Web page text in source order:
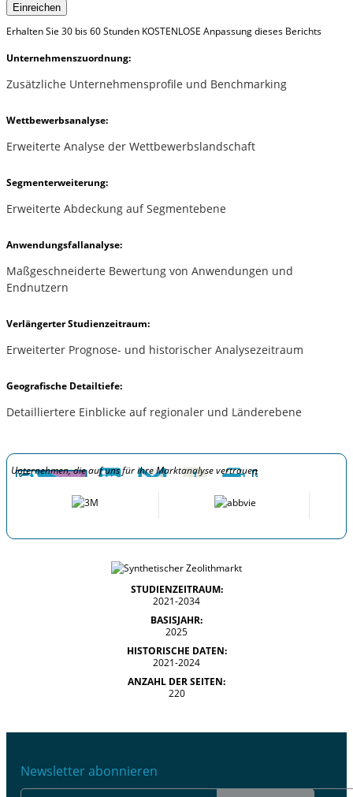
Einreichen
Erhalten Sie 30 bis 60 Stunden KOSTENLOSE Anpassung dieses Berichts
Unternehmenszuordnung:
Zusätzliche Unternehmensprofile und Benchmarking
Wettbewerbsanalyse:
Erweiterte Analyse der Wettbewerbslandschaft
Segmenterweiterung:
Erweiterte Abdeckung auf Segmentebene
Anwendungsfallanalyse:
Maßgeschneiderte Bewertung von Anwendungen und
Endnutzern
Verlängerter Studienzeitraum:
Erweiterter Prognose- und historischer Analysezeitraum
Geografische Detailtiefe:
Detailliertere Einblicke auf regionaler und Länderebene
Unternehmen, die auf uns für ihre Marktanalyse vertrauen
STUDIENZEITRAUM:
2021-2034
BASISJAHR:
2025
HISTORISCHE DATEN:
2021-2024
ANZAHL DER SEITEN:
220
Newsletter abonnieren